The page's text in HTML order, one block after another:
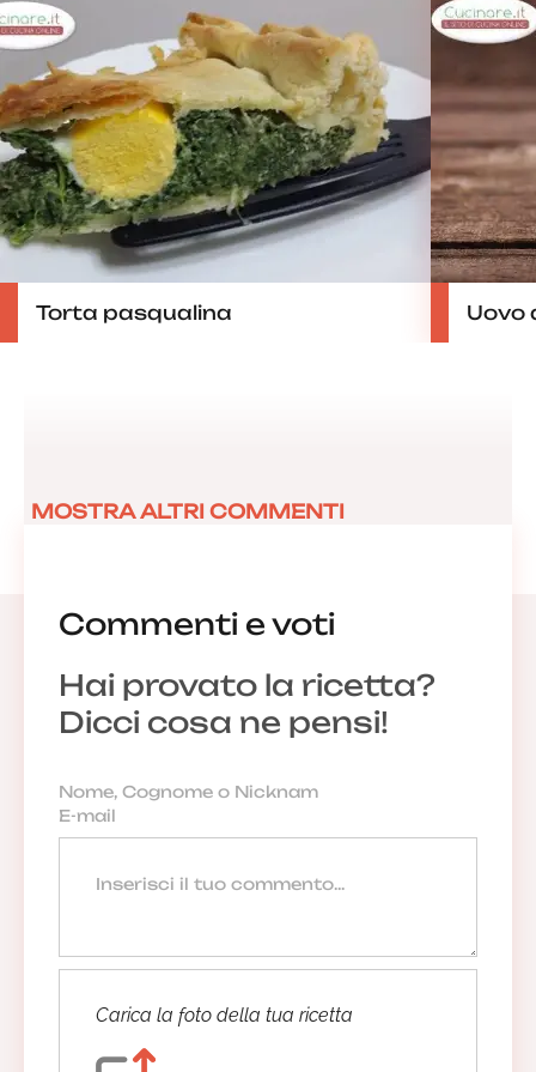
Torta pasqualina Uovo
Commenti e voti
Hai provato la ricetta?
Dicci cosa ne pensi!
Carica la foto della tua ricetta
MOSTRA ALTRI COMMENTI